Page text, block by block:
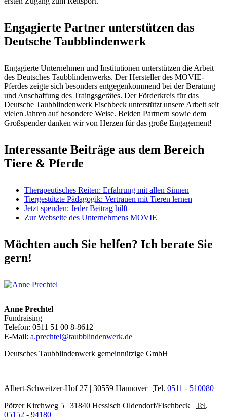
Engagierte Partner unterstützen das
Deutsche Taubblindenwerk
Engagierte Unternehmen und Institutionen unterstützen die Arbeit
des Deutsches Taubblindenwerks. Der Hersteller des MOVIE-
Pferdes zeigte sich besonders entgegenkommend bei der Beratung
und Anschaffung des Traingsgerätes. Der Förderkreis für das
Deutsche Taubblindenwerk Fischbeck unterstützt unsere Arbeit seit
vielen Jahren auf besondere Weise. Beiden Partnern sowie dem
Großspender danken wir von Herzen für das große Engagement!
Interessante Beiträge aus dem Bereich
Tiere & Pferde
Therapeutisches Reiten: Erfahrung mit allen Sinnen
Tiergestützte Pädagogik: Vertrauen mit Tieren lernen
Jetzt spenden: Jeder Beitrag hilft
Zur Webseite des Unternehmens MOVIE
Möchten auch Sie helfen? Ich berate Sie
gern!
Anne Prechtel
Fundraising
Telefon: 0511 51 00 8-8612
E-Mail: a.prechtel@taubblindenwerk.de
Deutsches Taubblindenwerk gemeinnützige GmbH
Albert-Schweitzer-Hof 27 | 30559 Hannover | Tel. 0511 - 510080
Pötzer Kirchweg 5 | 31840 Hessisch Oldendorf/Fischbeck | Tel.
05152 - 94180